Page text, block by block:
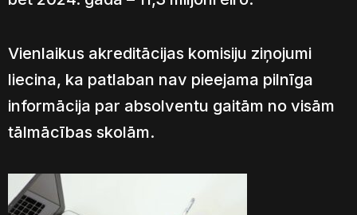
Vienlaikus akreditācijas komisiju ziņojumi
liecina, ka patlaban nav pieejama pilnīga
informācija par absolventu gaitām no visām
tālmācības skolām.